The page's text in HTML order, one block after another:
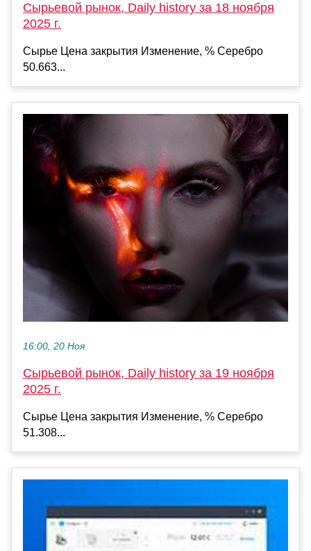
Сырьевой рынок, Daily history за 18 ноября
2025 г.
Сырье Цена закрытия Изменение, % Серебро
50.663...
16:00, 20 Ноя
Сырьевой рынок, Daily history за 19 ноября
2025 г.
Сырье Цена закрытия Изменение, % Серебро
51.308...